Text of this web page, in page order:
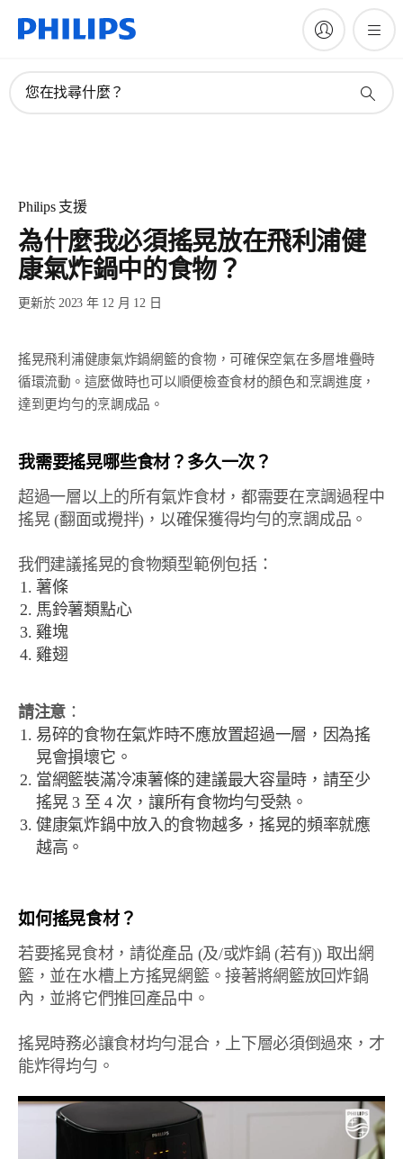
您在找尋什麼？
Philips 支援
為什麼我必須搖晃放在飛利浦健
康氣炸鍋中的食物？
更新於 2023 年 12 月 12 日
搖晃飛利浦健康氣炸鍋網籃的食物，可確保空氣在多層堆疊時
循環流動。這麼做時也可以順便檢查食材的顏色和烹調進度，
達到更均勻的烹調成品。
我需要搖晃哪些食材？多久一次？
超過一層以上的所有氣炸食材，都需要在烹調過程中
搖晃 (翻面或攪拌)，以確保獲得均勻的烹調成品。
我們建議搖晃的食物類型範例包括：
薯條
馬鈴薯類點心
雞塊
雞翅
請注意 ：
易碎的食物在氣炸時不應放置超過一層，因為搖
晃會損壞它。
當網籃裝滿冷凍薯條的建議最大容量時，請至少
搖晃 3 至 4 次，讓所有食物均勻受熱。
健康氣炸鍋中放入的食物越多，搖晃的頻率就應
越高。
如何搖晃食材？
若要搖晃食材，請從產品 (及/或炸鍋 (若有)) 取出網
籃，並在水槽上方搖晃網籃。接著將網籃放回炸鍋
內，並將它們推回產品中。
搖晃時務必讓食材均勻混合，上下層必須倒過來，才
能炸得均勻。